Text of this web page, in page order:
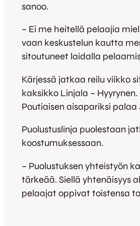
sanoo.
– Ei me heitellä pelaajia
vaan keskustelun kautta
sitoutuneet laidalla
Kärjessä jatkaa reilu viikko
kaksikko Linjala –
Poutiaisen aisapariksi
Puolustuslinja puolestaan
koostumuksessaan.
– Puolustuksen yhteistyön
tärkeää. Siellä yhtenäisyys
pelaajat oppivat toistensa